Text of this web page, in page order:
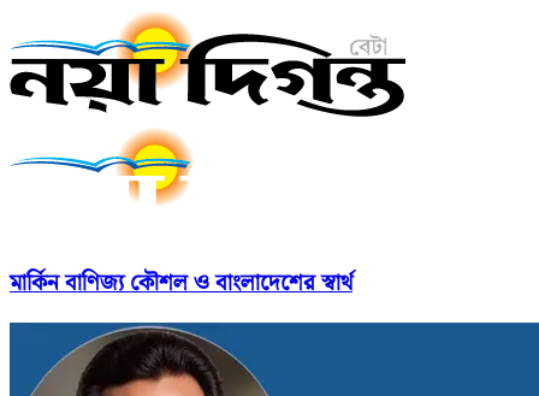
মার্কিন বাণিজ্য কৌশল ও বাংলাদেশের স্বার্থ